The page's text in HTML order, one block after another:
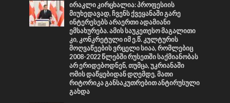
ირაკლი კირცხალია: პროფესიის
მიუხედავად, ჩვენს ქვეყანაში გარე
ინტერესებს არაერთი ადამიანი
ემსახურება. ამის საუკეთესო მაგალითი
კი, კონკრეტული იმ ე.წ. კულტურის
მოღვაწეების ვრცელი სიაა, რომლებიც
2008-2022 წლებში რუსეთში საქმიანობას
არ ერიდებოდნენ, თუმცა, უკრიანაში
ომის დაწყებიდან დღემდე, მათი
რიტორიკა განსაკუთრებით ანტირუსული
გახდა